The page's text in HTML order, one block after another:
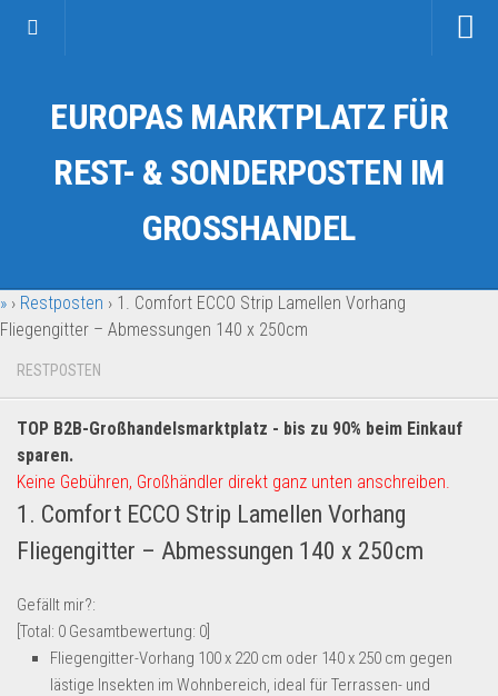
Kategorien
Auto & Motorrad
Fahrzeuge & Transport
Garten & Werkzeug
Geschäft, Büro & Schreibwaren
Geschenkartikel
Handy und Smartphone
Kosmetik & Pflege
Lebensmittel & Getränke
Multimedia & Elektro
Münzen
Spielzeug & Games
Schuhe & Accessoires
EUROPAS MARKTPLATZ FÜR
REST- & SONDERPOSTEN IM
GROSSHANDEL
» › Restposten › 1. Comfort ECCO Strip Lamellen Vorhang
Fliegengitter – Abmessungen 140 x 250cm
RESTPOSTEN
TOP B2B-Großhandelsmarktplatz - bis zu 90% beim Einkauf
sparen.
Keine Gebühren, Großhändler direkt ganz unten anschreiben.
1. Comfort ECCO Strip Lamellen Vorhang
Fliegengitter – Abmessungen 140 x 250cm
Gefällt mir?:
[Total: 0 Gesamtbewertung: 0
Fliegengitter-Vorhang 100 x 220 cm oder 140 x 250 cm gegen
lästige Insekten im Wohnbereich, ideal für Terrassen- und